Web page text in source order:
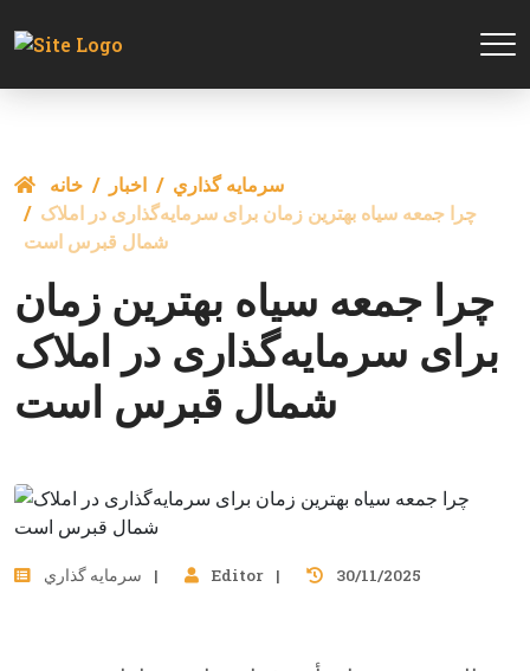
خانه اخبار
سرمايه گذاري
چرا جمعه سیاه بهترین زمان برای سرمایه‌گذاری در املاک
شمال قبرس است
چرا جمعه سیاه بهترین زمان
برای سرمایه‌گذاری در املاک
شمال قبرس است
سرمايه گذاري Editor 30/11/2025